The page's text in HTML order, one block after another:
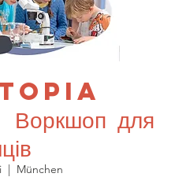
для
  |
München